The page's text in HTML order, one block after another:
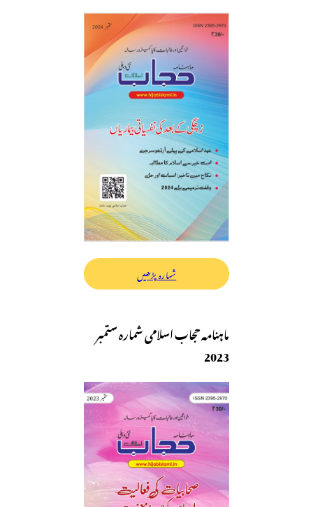
شمارہ پڑھیں
ماہنامہ حجاب اسلامی شمارہ ستمبر
2023